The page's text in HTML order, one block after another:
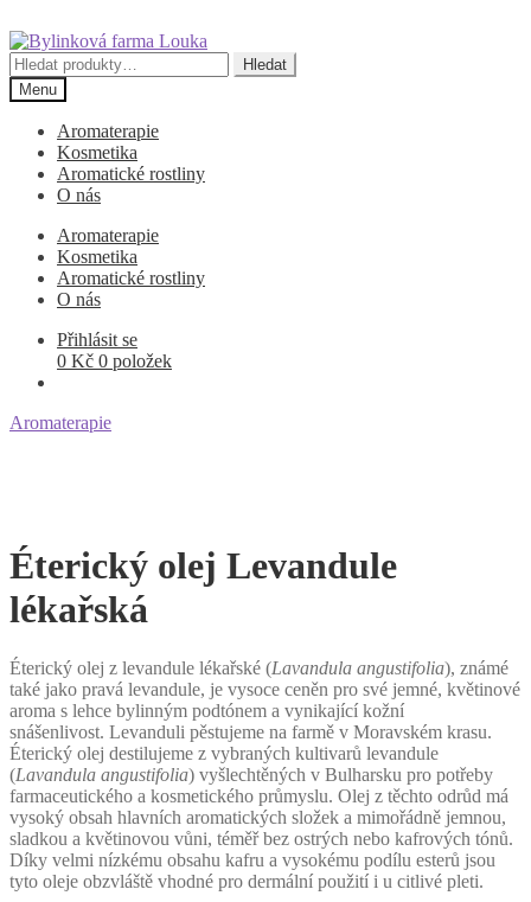
Přeskočit
na
navigaci
Přejít
k
obsahu
webu
Hledat:
Hledat
Menu
Aromaterapie
Kosmetika
Aromatické rostliny
O nás
Aromaterapie
Kosmetika
Aromatické rostliny
O nás
Přihlásit se
0 Kč 0 položek
Aromaterapie
Éterický olej Levandule
lékařská
Éterický olej z levandule lékařské (Lavandula angustifolia), známé
také jako pravá levandule, je vysoce ceněn pro své jemné, květinové
aroma s lehce bylinným podtónem a vynikající kožní
snášenlivost. Levanduli pěstujeme na farmě v Moravském krasu.
Éterický olej destilujeme z vybraných kultivarů levandule
(Lavandula angustifolia) vyšlechtěných v Bulharsku pro potřeby
farmaceutického a kosmetického průmyslu. Olej z těchto odrůd má
vysoký obsah hlavních aromatických složek a mimořádně jemnou,
sladkou a květinovou vůni, téměř bez ostrých nebo kafrových tónů.
Díky velmi nízkému obsahu kafru a vysokému podílu esterů jsou
tyto oleje obzvláště vhodné pro dermální použití i u citlivé pleti.